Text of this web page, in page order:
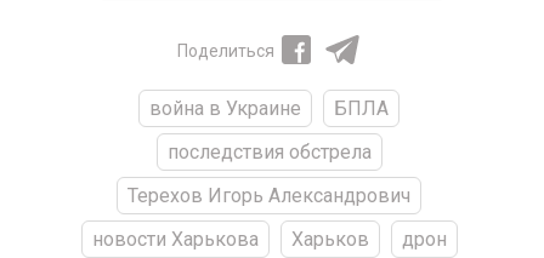
Поделиться
война в Украине
БПЛА
последствия обстрела
Терехов Игорь Александрович
новости Харькова
Харьков
дрон